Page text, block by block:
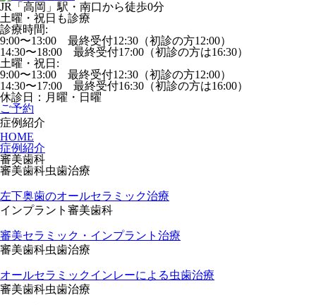
JR「高岡」駅・南口から徒歩0分
土曜・祝日も診療
診療時間:
9:00〜13:00 最終受付12:30（初診の方12:00）
14:30〜18:00 最終受付17:00（初診の方は16:30）
土曜・祝日:
9:00〜13:00 最終受付12:30（初診の方12:00）
14:30〜17:00 最終受付16:30（初診の方は16:00）
休診日：月曜・日曜
ご予約
症例紹介
HOME
症例紹介
審美歯科
審美歯科虫歯治療
左下奥歯のオールセラミック治療
インプラント 審美歯科
審美セラミック・インプラント治療
審美歯科虫歯治療
オールセラミックインレーによる虫歯治療
審美歯科虫歯治療